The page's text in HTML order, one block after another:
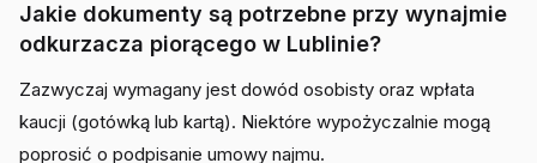
Jakie dokumenty są potrzebne przy wynajmie
odkurzacza piorącego w Lublinie?
Zazwyczaj wymagany jest dowód osobisty oraz wpłata
kaucji (gotówką lub kartą). Niektóre wypożyczalnie mogą
poprosić o podpisanie umowy najmu.